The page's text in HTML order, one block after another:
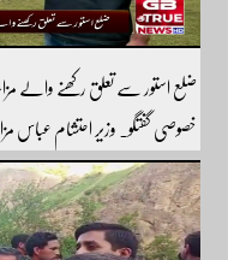
ضلع استور سے تعلق رکھنے والے
خصوصی گفتگو۔ وزیر احتشام عباس
اندر کافی مشہور ہیں مزید اچھی
سبسکرائب کریں